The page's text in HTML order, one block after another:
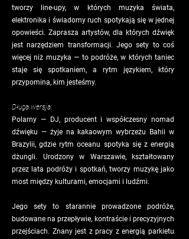
tworzy line-upy, w których muzyka świata,
elektronika i świadomy ruch spotykają się w jednej
opowieści. Zaprasza artystów, dla których dźwięk
jest narzędziem transformacji. Jego sety to coś
więcej niż muzyka — to podróże, w których taniec
staje się spotkaniem, a rytm językiem, który
przypomina, kim jesteśmy.
Długa wersja:
Polarny — DJ, producent i współczesny nomad
dźwięku — żyje na kakaowym wybrzeżu Bahii w
Brazylii, gdzie rytm oceanu spotyka się z energią
dżungli. Urodzony w Warszawie, kształtowany
przez lata podróży i spotkań, tworzy muzykę jako
most między kulturami, emocjami i ludźmi.
Jego sety to starannie prowadzone podróże,
budowane na przepływie, kontraście i precyzyjnych
przejściach. Znany jest z pracy z energią parkietu